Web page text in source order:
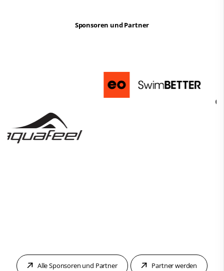
Sponsoren und Partner
Alle Sponsoren und Partner Partner werden